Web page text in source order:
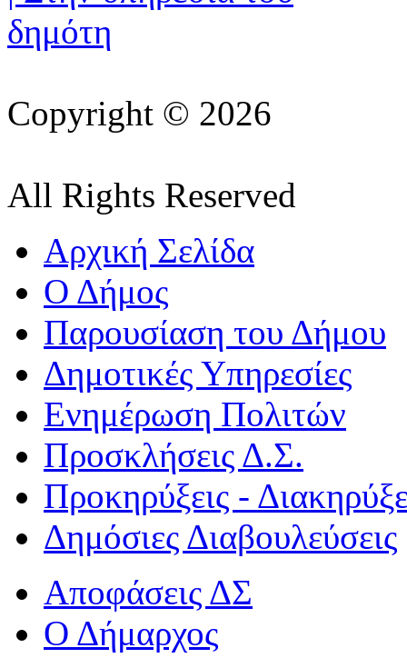
Copyright © 2026
All Rights Reserved
Αρχική Σελίδα
Ο Δήμος
Παρουσίαση του Δήμου
Δημοτικές Υπηρεσίες
Ενημέρωση Πολιτών
Προσκλήσεις Δ.Σ.
Προκηρύξεις -
Δημόσιες Διαβουλεύσεις
Αποφάσεις ΔΣ
Ο Δήμαρχος